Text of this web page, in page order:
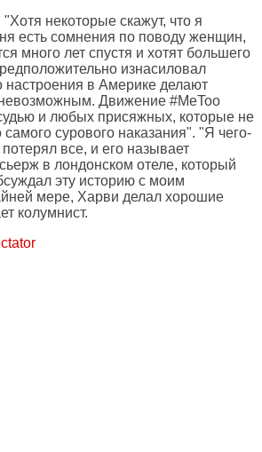
некоторые скажут, что я
есть сомнения по поводу женщин,
много лет спустя и хотят большего
изнасиловал
в Америке делают
Движение #MeToo
и любых присяжных, которые не
сурового наказания". "Я чего-
все, и его называет
в лондонском отеле, который
эту историю с моим
мере, Харви делал хорошие
колумнист.